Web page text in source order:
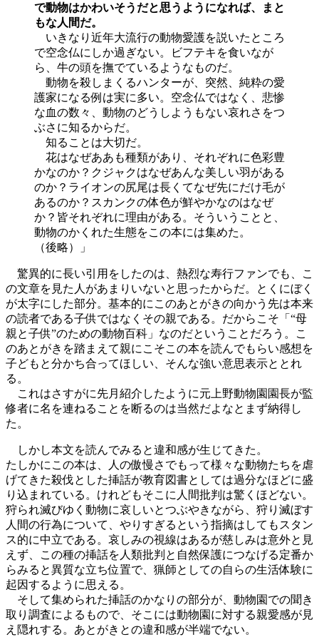
で動物はかわいそうだと思うようになれば、まと
もな人間だ。
いきなり近年大流行の動物愛護を説いたところ
で空念仏にしか過ぎない。ビフテキを食いなが
ら、牛の頭を撫でているようなものだ。
動物を殺しまくるハンターが、突然、純粋の愛
護家になる例は実に多い。空念仏ではなく、悲惨
な血の数々、動物のどうしようもない哀れさをつ
ぶさに知るからだ。
知ることは大切だ。
花はなぜああも種類があり、それぞれに色彩豊
かなのか？クジャクはなぜあんな美しい羽がある
のか？ライオンの尻尾は長くてなぜ先にだけ毛が
あるのか？スカンクの体色が鮮やかなのはなぜ
か？皆それぞれに理由がある。そういうことと、
動物のかくれた生態をこの本には集めた。
（後略）」
驚異的に長い引用をしたのは、熱烈な寿行ファンでも、こ
の文章を見た人があまりいないと思ったからだ。とくにぼく
が太字にした部分。基本的にこのあとがきの向かう先は本来
の読者である子供ではなくその親である。だからこそ「“母
親と子供”のための動物百科」なのだということだろう。こ
のあとがきを踏まえて親にこそこの本を読んでもらい感想を
子どもと分かち合ってほしい、そんな強い意思表示ととれ
る。
これはさすがに先月紹介したように元上野動物園園長が監
修者に名を連ねることを断るのは当然だよなとまず納得し
た。
しかし本文を読んでみると違和感が生じてきた。
たしかにこの本は、人の傲慢さでもって様々な動物たちを虐
げてきた殺伐とした挿話が教育図書としては過分なほどに盛
り込まれている。けれどもそこに人間批判は驚くほどない。
狩られ滅びゆく動物に哀しいとつぶやきながら、狩り滅ぼす
人間の行為について、やりすぎるという指摘はしてもスタン
ス的に中立である。哀しみの視線はあるが慈しみは意外と見
えず、この種の挿話を人類批判と自然保護につなげる定番か
らみると異質な立ち位置で、猟師としての自らの生活体験に
起因するように思える。
そして集められた挿話のかなりの部分が、動物園での聞き
取り調査によるもので、そこには動物園に対する親愛感が見
え隠れする。あとがきとの違和感が半端でない。